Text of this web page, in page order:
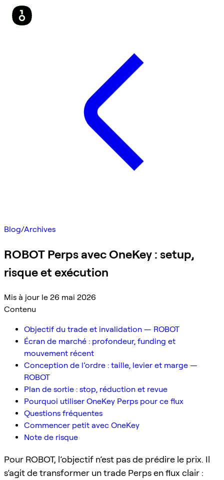
Blog/Archives
ROBOT Perps avec OneKey : setup,
risque et exécution
Mis à jour le 26 mai 2026
Contenu
Objectif du trade et invalidation — ROBOT
Écran de marché : profondeur, funding et
mouvement récent
Conception de l’ordre : taille, levier et marge —
ROBOT
Plan de sortie : stop, réduction et revue
Pourquoi utiliser OneKey Perps pour ce flux
Questions fréquentes
Commencer petit avec OneKey
Note de risque
Pour ROBOT, l’objectif n’est pas de prédire le prix. Il
s’agit de transformer un trade Perps en flux clair :